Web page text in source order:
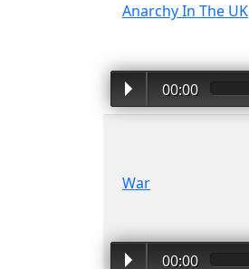
Anarchy In The UK
00:00
War
00:00